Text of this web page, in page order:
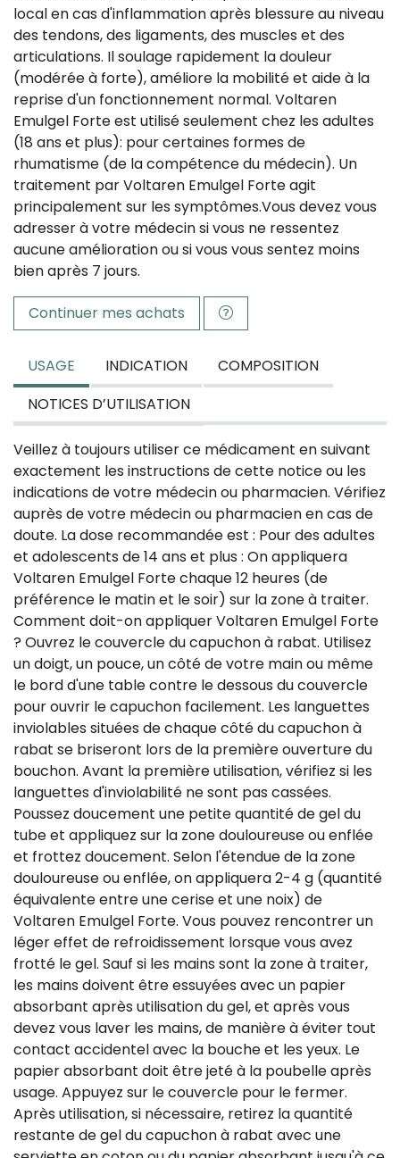
local en cas d'inflammation après blessure au niveau
des tendons, des ligaments, des muscles et des
articulations. Il soulage rapidement la douleur
(modérée à forte), améliore la mobilité et aide à la
reprise d'un fonctionnement normal. Voltaren
Emulgel Forte est utilisé seulement chez les adultes
(18 ans et plus): pour certaines formes de
rhumatisme (de la compétence du médecin). Un
traitement par Voltaren Emulgel Forte agit
principalement sur les symptômes.Vous devez vous
adresser à votre médecin si vous ne ressentez
aucune amélioration ou si vous vous sentez moins
bien après 7 jours.
Continuer mes achats
USAGE INDICATION
COMPOSITION
NOTICES D’UTILISATION
Veillez à toujours utiliser ce médicament en suivant
exactement les instructions de cette notice ou les
indications de votre médecin ou pharmacien. Vérifiez
auprès de votre médecin ou pharmacien en cas de
doute. La dose recommandée est : Pour des adultes
et adolescents de 14 ans et plus : On appliquera
Voltaren Emulgel Forte chaque 12 heures (de
préférence le matin et le soir) sur la zone à traiter.
Comment doit-on appliquer Voltaren Emulgel Forte
? Ouvrez le couvercle du capuchon à rabat. Utilisez
un doigt, un pouce, un côté de votre main ou même
le bord d'une table contre le dessous du couvercle
pour ouvrir le capuchon facilement. Les languettes
inviolables situées de chaque côté du capuchon à
rabat se briseront lors de la première ouverture du
bouchon. Avant la première utilisation, vérifiez si les
languettes d'inviolabilité ne sont pas cassées.
Poussez doucement une petite quantité de gel du
tube et appliquez sur la zone douloureuse ou enflée
et frottez doucement. Selon l'étendue de la zone
douloureuse ou enflée, on appliquera 2-4 g (quantité
équivalente entre une cerise et une noix) de
Voltaren Emulgel Forte. Vous pouvez rencontrer un
léger effet de refroidissement lorsque vous avez
frotté le gel. Sauf si les mains sont la zone à traiter,
les mains doivent être essuyées avec un papier
absorbant après utilisation du gel, et après vous
devez vous laver les mains, de manière à éviter tout
contact accidentel avec la bouche et les yeux. Le
papier absorbant doit être jeté à la poubelle après
usage. Appuyez sur le couvercle pour le fermer.
Après utilisation, si nécessaire, retirez la quantité
restante de gel du capuchon à rabat avec une